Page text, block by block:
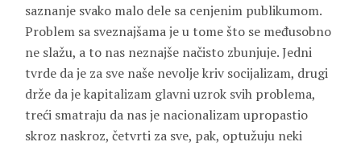
saznanje svako malo dele sa cenjenim publikumom.
Problem sa sveznajšama je u tome što se međusobno
ne slažu, a to nas neznajše načisto zbunjuje. Jedni
tvrde da je za sve naše nevolje kriv socijalizam, drugi
drže da je kapitalizam glavni uzrok svih problema,
treći smatraju da nas je nacionalizam upropastio
skroz naskroz, četvrti za sve, pak, optužuju neki